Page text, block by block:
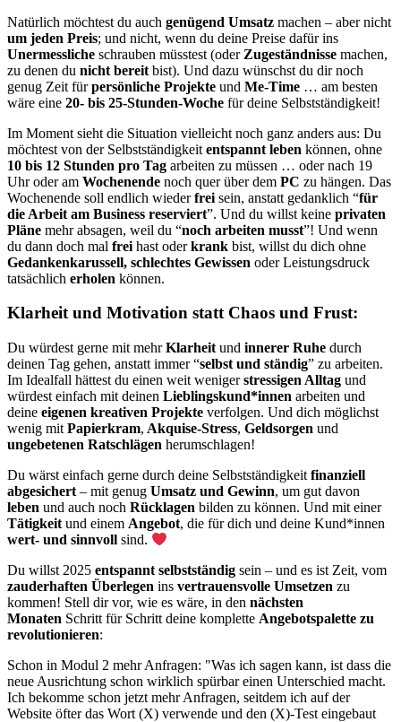
Natürlich möchtest du auch genügend Umsatz machen – aber nicht
um jeden Preis; und nicht, wenn du deine Preise dafür ins
Unermessliche schrauben müsstest (oder Zugeständnisse machen,
zu denen du nicht bereit bist). Und dazu wünschst du dir noch
genug Zeit fürpersönliche Projekte und Me-Time … am besten
wäre eine 20- bis 25-Stunden-Woche für deine Selbstständigkeit!
Im Moment sieht die Situation vielleicht noch ganz anders aus: Du
möchtest von der Selbstständigkeit entspannt leben können, ohne
10 bis 12 Stunden pro Tag arbeiten zu müssen … oder nach 19
Uhroder am Wochenende noch quer über dem PC zu hängen. Das
Wochenende soll endlich wiederfrei sein, anstatt gedanklich “für
die Arbeit am Business reserviert”. Und du willst keine privaten
Pläne mehr absagen, weil du “noch arbeiten musst”! Und wenn
du dann doch mal frei hast oderkrank bist, willst du dich ohne
Gedankenkarussell, schlechtes Gewissen oder Leistungsdruck
tatsächlich erholen können.
Klarheit und Motivation statt Chaos und Frust:
Du würdest gerne mit mehrKlarheit und innerer Ruhe durch
deinen Tag gehen, anstatt immer “selbst und ständig” zu arbeiten.
Im Idealfall hättest du einen weit wenigerstressigen Alltag und
würdest einfach mit deinen Lieblingskund*innen arbeiten und
deine eigenen kreativen Projekte verfolgen. Und dich möglichst
wenig mit Papierkram, Akquise-Stress, Geldsorgen und
ungebetenen Ratschlägen herumschlagen!
Du wärst einfach gerne durch deine Selbstständigkeit finanziell
abgesichert – mit genug Umsatz und Gewinn, um gut davon
leben und auch noch Rücklagen bilden zu können. Und mit einer
Tätigkeit und einem Angebot, die für dich und deine Kund*innen
wert- und sinnvoll sind.
Du willst 2025 entspannt selbstständig sein – und es ist Zeit, vom
zauderhaften Überlegen ins vertrauensvolle Umsetzen zu
kommen! Stell dir vor, wie es wäre, in den nächsten
Monaten Schritt für Schritt deine komplette Angebotspalette zu
revolutionieren:
Schon in Modul 2 mehr Anfragen: "Was ich sagen kann, ist dass die
neue Ausrichtung schon wirklich spürbar einen Unterschied macht.
Ich bekomme schon jetzt mehr Anfragen, seitdem ich auf der
Website öfter das Wort (X) verwende und den (X)-Test eingebaut